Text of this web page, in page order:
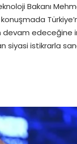
Bakanı
devam edeceğine
siyasi istikrarla